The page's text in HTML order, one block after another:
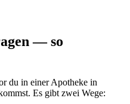
— so
du in einer Apotheke in
Es gibt zwei Wege: